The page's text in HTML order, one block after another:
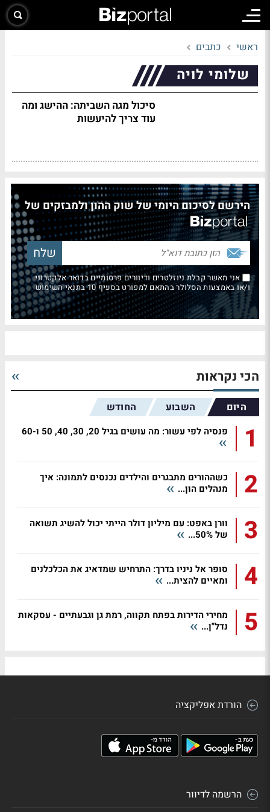
ראשי כתבים
שלומי לויה
סיכול מגה השביתה: ההישג ומה
עוד צריך להיעשות
הירשם לסיכום היומי של שוק ההון ולמבזקים של
אני מאשר קבלת ניוזלטרים ודיוורים פרסומיים בדואר אלקטרוני
ו/או באמצעות הסלולר בהתאם למפורט בסעיף 10 בתנאי השימוש
הכי נקראות
היום השבוע החודש
1 פנסיה לפי עשור: מה עושים בגיל 20, 30, 40, 50 ו-60
2
כשההורים מתבגרים והילדים נכנסים לתמונה: איך
מנהלים הון...
3
וורן באפט: עם מיליון דולר הייתי יכול להשיג תשואה
של 50%...
4
סופר אל ניניו בדרך: התרחיש שמדאיג את הכלכלנים
ומאיים להצית...
5
מחירי הדירות בפתח תקווה, רמת גן וגבעתיים - עסקאות
נדל"ן...
הורדת אפליקציה
הרשמה לדיוור